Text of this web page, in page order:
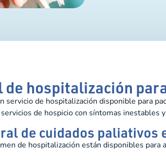
de hospitalización
servicio de hospitalización disponible para
de hospicio con síntomas inestables
de cuidados paliativos
de hospitalización están disponibles